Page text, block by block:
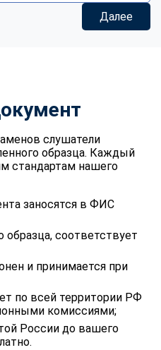
Далее
слушатели
образца. Каждый
стандартам нашего
заносятся в ФИС
образца, соответствует
и принимается при
по всей территории РФ
комиссиями;
России до вашего